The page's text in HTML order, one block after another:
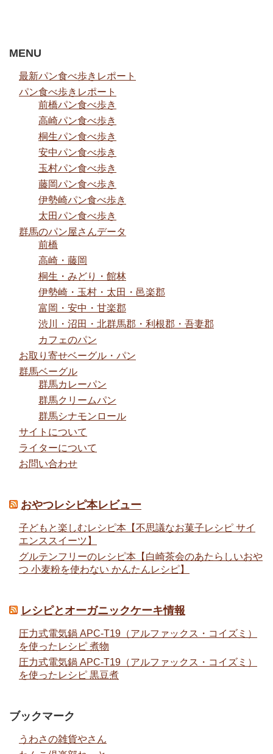
MENU
最新パン食べ歩きレポート
パン食べ歩きレポート
前橋パン食べ歩き
高崎パン食べ歩き
桐生パン食べ歩き
安中パン食べ歩き
玉村パン食べ歩き
藤岡パン食べ歩き
伊勢崎パン食べ歩き
太田パン食べ歩き
群馬のパン屋さんデータ
前橋
高崎・藤岡
桐生・みどり・館林
伊勢崎・玉村・太田・邑楽郡
富岡・安中・甘楽郡
渋川・沼田・北群馬郡・利根郡・吾妻郡
カフェのパン
お取り寄せベーグル・パン
群馬ベーグル
群馬カレーパン
群馬クリームパン
群馬シナモンロール
サイトについて
ライターについて
お問い合わせ
おやつレシピ本レビュー
子どもと楽しむレシピ本【不思議なお菓子レシピ サイ
エンススイーツ】
グルテンフリーのレシピ本【白崎茶会のあたらしいおや
つ 小麦粉を使わない かんたんレシピ】
レシピとオーガニックケーキ情報
圧力式電気鍋 APC-T19（アルファックス・コイズミ）
を使ったレシピ 煮物
圧力式電気鍋 APC-T19（アルファックス・コイズミ）
を使ったレシピ 黒豆煮
ブックマーク
うわさの雑貨やさん